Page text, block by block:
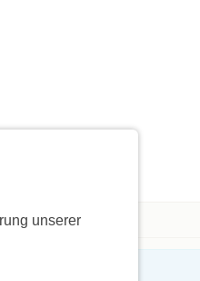
unserer